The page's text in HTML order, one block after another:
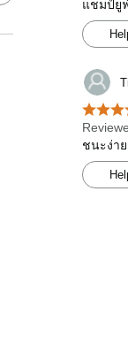
แชมป์ยู
ชนะง่า